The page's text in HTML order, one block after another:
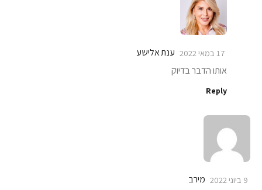
ענת אלישע 17 במאי 2022
אותו הדבר בדיוק
Reply
מירב 9 ביוני 2022